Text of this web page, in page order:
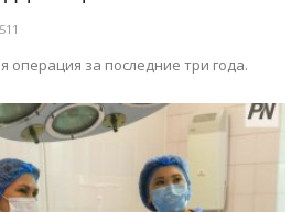
операция за последние три года.